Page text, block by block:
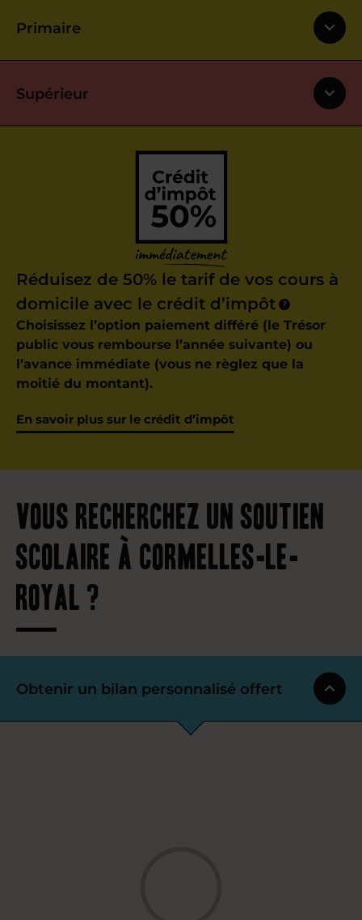
Primaire
Supérieur
Réduisez de 50% le tarif de vos cours à
domicile avec le crédit d’impôt
?
Choisissez l’option paiement différé (le Trésor
public vous rembourse l’année suivante) ou
l’avance immédiate (vous ne règlez que la
moitié du montant).
En savoir plus sur le crédit d’impôt
Vous recherchez un soutien
scolaire à Cormelles-le-
Royal ?
Obtenir un bilan personnalisé offert